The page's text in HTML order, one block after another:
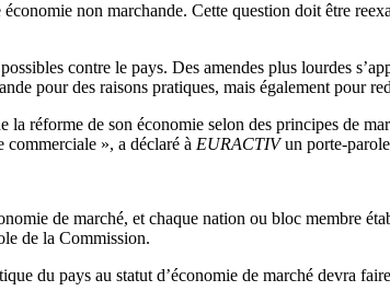
non marchande. Cette question doit être
contre le pays. Des amendes plus lourdes
pour des raisons pratiques, mais également pour
réforme de son économie selon des principes de
commerciale », a déclaré à EURACTIVun porte-
de marché, et chaque nation ou bloc membre
de la Commission.
du pays au statut d’économie de marché devra